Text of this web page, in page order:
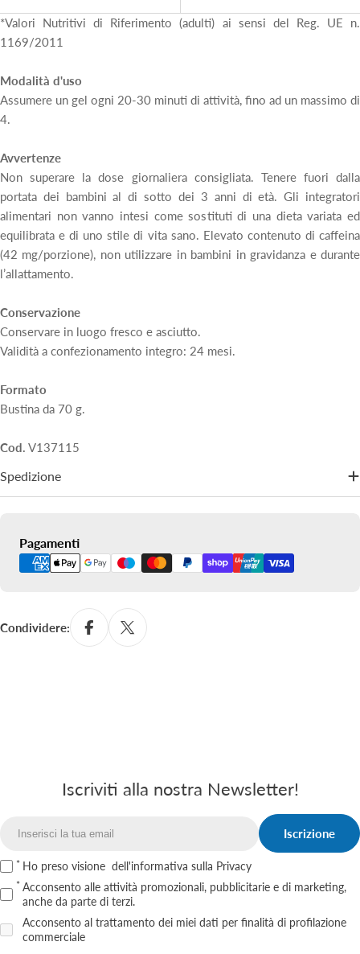
*Valori Nutritivi di Riferimento (adulti) ai sensi del Reg. UE n.
1169/2011
Modalità d'uso
Assumere un gel ogni 20-30 minuti di attività, fino ad un massimo di
4.
Avvertenze
Non superare la dose giornaliera consigliata. Tenere fuori dalla
portata dei bambini al di sotto dei 3 anni di età. Gli integratori
alimentari non vanno intesi come sostituti di una dieta variata ed
equilibrata e di uno stile di vita sano. Elevato contenuto di caffeina
(42 mg/porzione), non utilizzare in bambini in gravidanza e durante
l’allattamento.
Conservazione
Conservare in luogo fresco e asciutto.
Validità a confezionamento integro: 24 mesi.
Formato
Bustina da 70 g.
Cod. V137115
Spedizione
Pagamenti
Metodi
Condividere:
Iscriviti alla nostra Newsletter!
Iscrizione
Ho preso visione dell'informativa sulla Privacy
Acconsento alle attività promozionali, pubblicitarie e di marketing,
anche da parte di terzi.
Acconsento al trattamento dei miei dati per finalità di profilazione
commerciale